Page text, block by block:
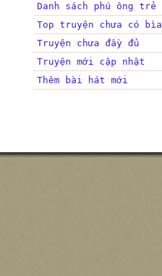
Danh sách phú ông trẻ
Top truyện chưa có bìa
Truyện chưa đầy đủ
Truyện mới cập nhật
Thêm bài hát mới